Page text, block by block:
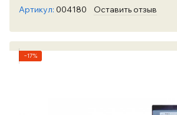
Артикул: 004180 Оставить отзыв
−17%